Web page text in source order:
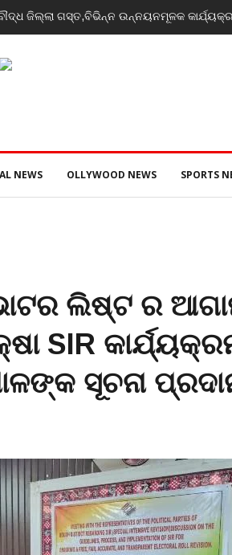
strength, potential unmatched globally:
NEWS OLLYWOOD NEWS SPORTS
ଲିଷ୍ଟ ର
SIR
ସୂଚନା